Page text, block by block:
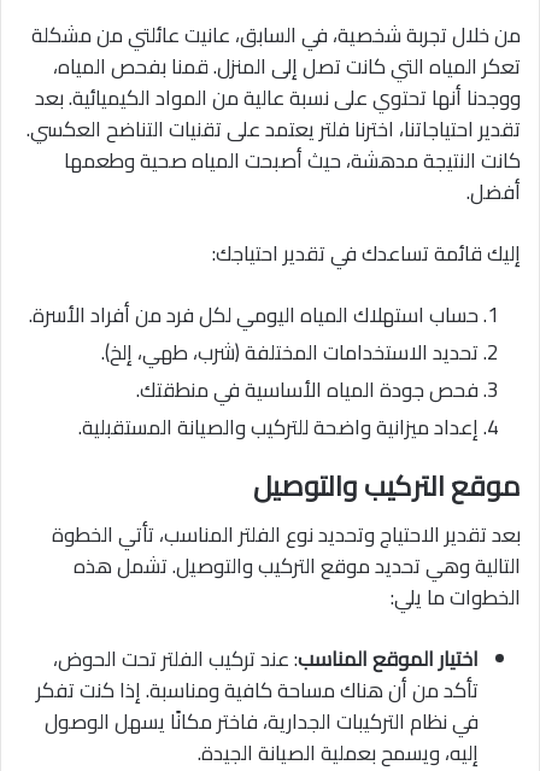
من خلال تجربة شخصية، في السابق، عانيت عائلتي من مشكلة
تعكر المياه التي كانت تصل إلى المنزل. قمنا بفحص المياه،
ووجدنا أنها تحتوي على نسبة عالية من المواد الكيميائية. بعد
تقدير احتياجاتنا، اخترنا فلتر يعتمد على تقنيات التناضح العكسي.
كانت النتيجة مدهشة، حيث أصبحت المياه صحية وطعمها
أفضل.
إليك قائمة تساعدك في تقدير احتياجك:
حساب استهلاك المياه اليومي لكل فرد من أفراد الأسرة.
تحديد الاستخدامات المختلفة (شرب، طهي، إلخ).
فحص جودة المياه الأساسية في منطقتك.
إعداد ميزانية واضحة للتركيب والصيانة المستقبلية.
موقع التركيب والتوصيل
بعد تقدير الاحتياج وتحديد نوع الفلتر المناسب، تأتي الخطوة
التالية وهي تحديد موقع التركيب والتوصيل. تشمل هذه
الخطوات ما يلي:
اختيار الموقع المناسب: عند تركيب الفلتر تحت الحوض،
تأكد من أن هناك مساحة كافية ومناسبة. إذا كنت تفكر
في نظام التركيبات الجدارية، فاختر مكانًا يسهل الوصول
إليه، ويسمح بعملية الصيانة الجيدة.